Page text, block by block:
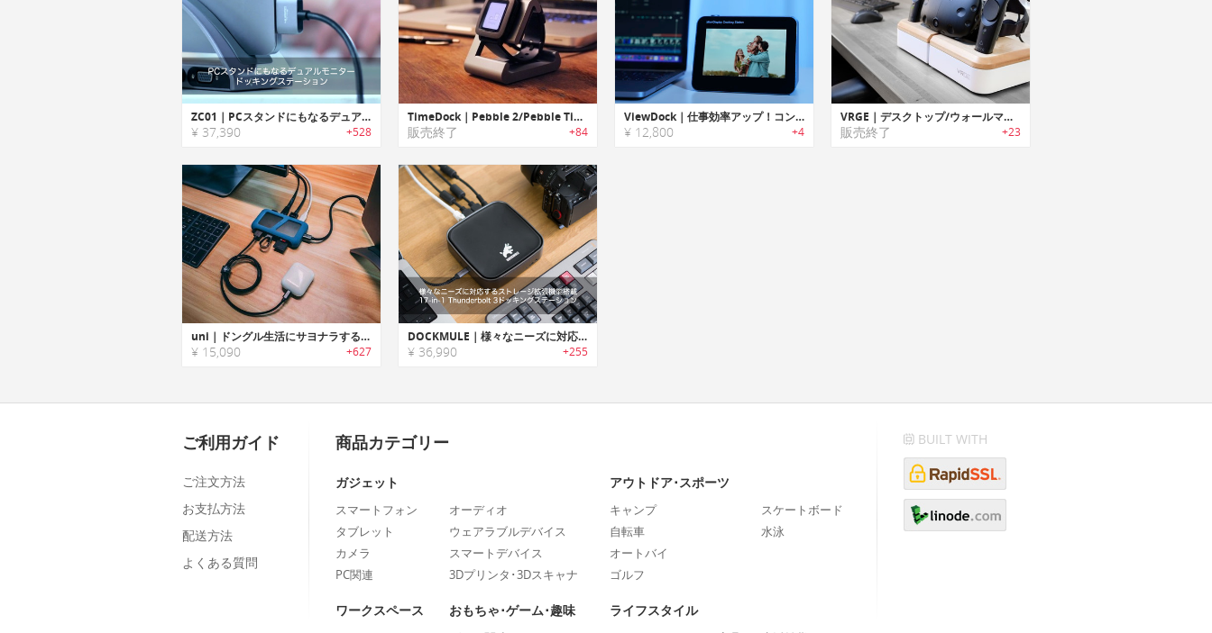
ZC01｜PCスタンドにもなるデュアルモニタードッキングステーション「ZC01」
¥ 37,390 +528
TimeDock｜Pebble 2/Pebble Time 2用充電ドック「タイムドック」
販売終了 +84
ViewDock｜仕事効率アップ！コンパクト多機能ミニディスプレイ
¥ 12,800 +4
VRGE｜デスクトップ/ウォールマウントで使用可能なVRヘッドセット用充電ドック「VRGE」
販売終了 +23
uni｜ドングル生活にサヨナラする8-in-1USB-Cドック/ハブ「ユニ」
¥ 15,090 +627
DOCKMULE｜様々なニーズに対応するストレージ拡張機能搭載17-in-1 Thunderbolt 3ドッキングステーション「ドックミュール」
¥ 36,990 +255
ご利用ガイド
ご注文方法
お支払方法
配送方法
よくある質問
商品カテゴリー
ガジェット
スマートフォン
タブレット
カメラ
PC関連
オーディオ
ウェアラブルデバイス
スマートデバイス
3Dプリンタ･3Dスキャナ
アウトドア･スポーツ
キャンプ
自転車
オートバイ
ゴルフ
スケートボード
水泳
ワークスペース おもちゃ･ゲーム･趣味 ライフスタイル
BUILT WITH